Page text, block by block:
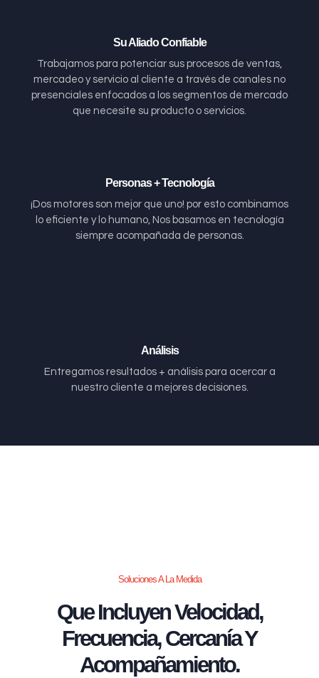
Su Aliado Confiable
Trabajamos para potenciar sus procesos de ventas,
mercadeo y servicio al cliente a través de canales no
presenciales enfocados a los segmentos de mercado
que necesite su producto o servicios.
Personas + Tecnología
¡Dos motores son mejor que uno! por esto combinamos
lo eficiente y lo humano, Nos basamos en tecnología
siempre acompañada de personas.
Análisis
Entregamos resultados + análisis para acercar a
nuestro cliente a mejores decisiones.
Soluciones A La Medida
Que Incluyen Velocidad,
Frecuencia, Cercanía Y
Acompañamiento.